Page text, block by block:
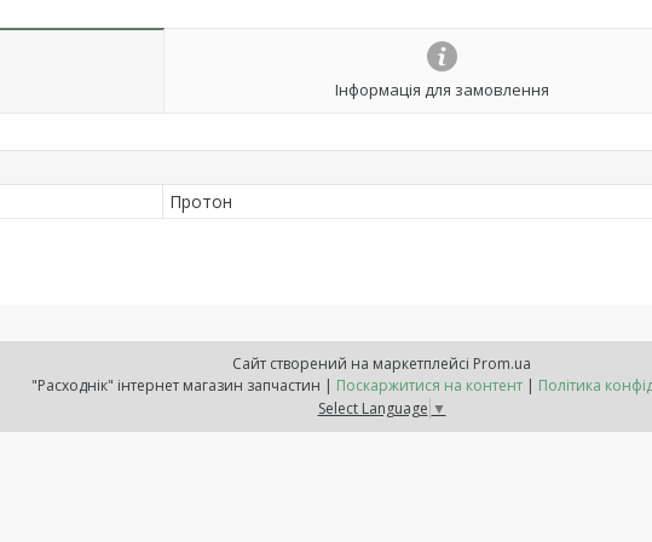
Інформація для замовлення
Протон
Сайт створений на маркетплейсі Prom.ua
"Расходнік" інтернет магазин запчастин | Поскаржитися на контент | Політика
Select Language ▼